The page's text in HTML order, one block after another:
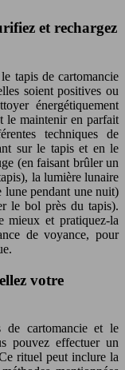
et rechargez
tapis de cartomancie
soient positives ou
énergétiquement
le maintenir en parfait
techniques de
sur le tapis et en le
(en faisant brûler un
la lumière lunaire
lune pendant une nuit)
le bol près du tapis).
mieux et pratiquez-la
de voyance, pour
votre
de cartomancie et le
pouvez effectuer un
rituel peut inclure la